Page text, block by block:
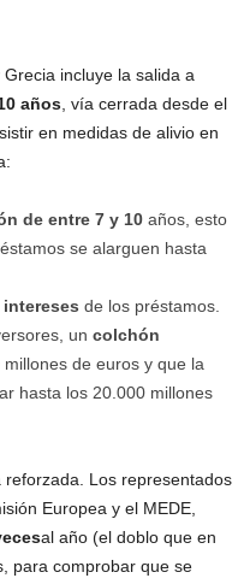
incluye la salida a
años, vía cerrada desde el
en medidas de alivio en
de entre 7 y 10 años, esto
se alarguen hasta
de los préstamos.
un colchón
de euros y que la
hasta los 20.000 millones
Los representados
Europea y el MEDE,
al año (el doblo que en
para comprobar que se